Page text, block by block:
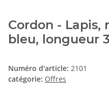
Cordon - Lapis,
bleu, longueur
Numéro d'article: 2101
catégorie: Offres